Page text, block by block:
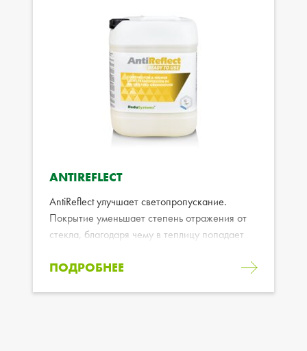
ANTIREFLECT
AntiReflect улучшает светопропускание.
Покрытие уменьшает степень отражения от
стекла, благодаря чему в теплицу попадает
ПОДРОБНЕЕ